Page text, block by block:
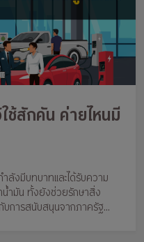
ช้สักคัน ค่ายไหนมี
ลังมีบทบาทและได้รับความ
น้ำมัน ทั้งยังช่วยรักษาสิ่ง
บการสนับสนุนจากภาครัฐ